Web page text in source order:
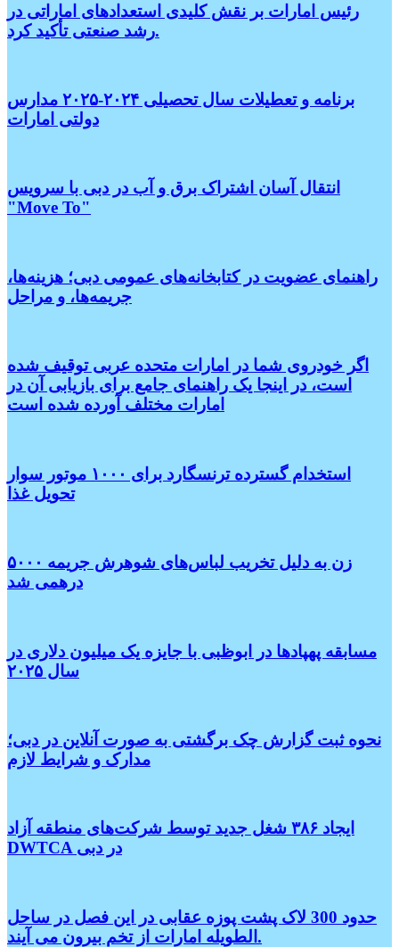
رئیس امارات بر نقش کلیدی استعدادهای اماراتی در
رشد صنعتی تأکید کرد.
برنامه و تعطیلات سال تحصیلی ۲۰۲۴-۲۰۲۵ مدارس
دولتی امارات
انتقال آسان اشتراک برق و آب در دبی با سرویس
"Move To"
راهنمای عضویت در کتابخانه‌های عمومی دبی؛ هزینه‌ها،
جریمه‌ها، و مراحل
اگر خودروی شما در امارات متحده عربی توقیف شده
است، در اینجا یک راهنمای جامع برای بازیابی آن در
امارات مختلف آورده شده است
استخدام گسترده ترنسگارد برای ۱۰۰۰ موتور سوار
تحویل غذا
زن به دلیل تخریب لباس‌های شوهرش جریمه ۵۰۰۰
درهمی شد
مسابقه پهپادها در ابوظبی با جایزه یک میلیون دلاری در
سال ۲۰۲۵
نحوه ثبت گزارش چک برگشتی به صورت آنلاین در دبی؛
مدارک و شرایط لازم
ایجاد ۳۸۶ شغل جدید توسط شرکت‌های منطقه آزاد
DWTCA در دبی
حدود 300 لاک پشت پوزه عقابی در این فصل در ساحل
الطویله امارات از تخم بیرون می آیند.